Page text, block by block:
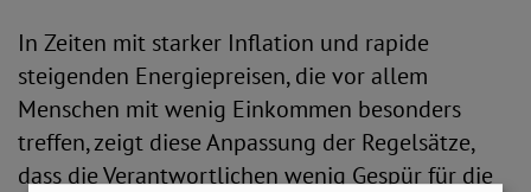
In Zeiten mit starker Inflation und rapide
steigenden Energiepreisen, die vor allem
Menschen mit wenig Einkommen besonders
treffen, zeigt diese Anpassung der Regelsätze,
dass die Verantwortlichen wenig Gespür für die